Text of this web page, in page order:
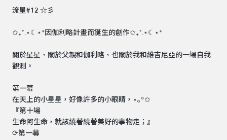
流星#12 ☆彡
✩₊˚.⋆☾⋆⁺因伽利略計畫而誕生的創作✩₊˚.⋆☾⋆⁺
關於星星、關於父親和伽利略、也關於我和維吉尼亞的一場自我
觀測。
第一幕
在天上的小星星，好像許多的小眼睛，⋆｡°✩
『第十場
生命阿生命，就該繞著繞著美好的事物走；』
⟳第一幕